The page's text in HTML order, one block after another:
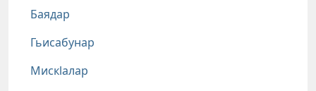
Баядар
Гьисабунар
Мискlалар